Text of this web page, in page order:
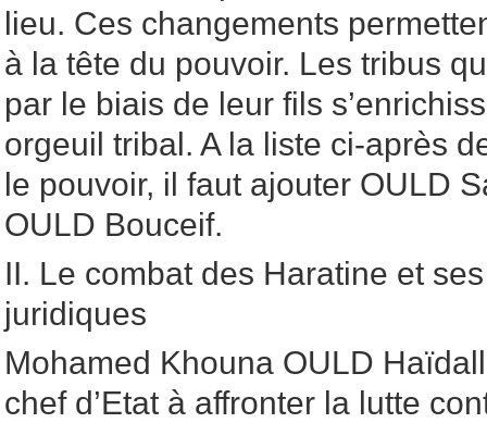
lieu. Ces changements
à la tête du pouvoir. Les tribus
par le biais de leur fils
orgeuil tribal. A la liste ci-après
le pouvoir, il faut ajouter OULD
OULD Bouceif.
II. Le combat des Haratine et
juridiques
Mohamed Khouna OULD
chef d’Etat à affronter la lutte